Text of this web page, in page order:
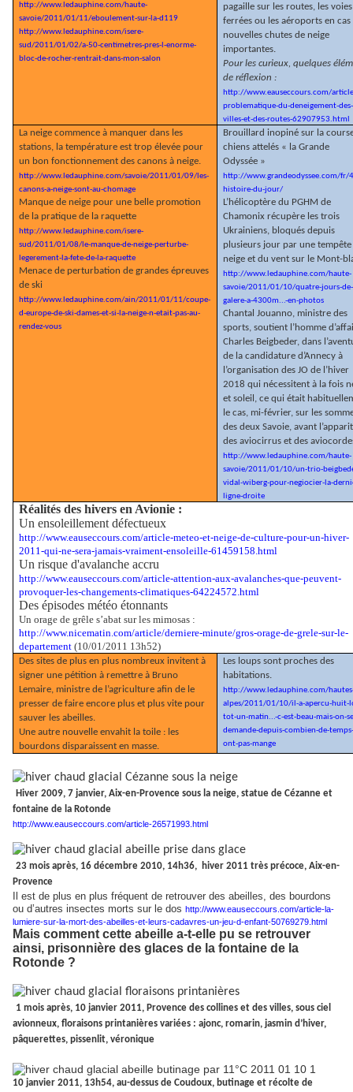
http://www.ledauphine.com/haute-
savoie/2011/01/11/eboulement-sur-la-d119
http://www.ledauphine.com/isere-
sud/2011/01/02/a-50-centimetres-pres-l-enorme-
bloc-de-rocher-rentrait-dans-mon-salon
pagaille sur les routes, les voies
ferrées ou les aéroports en cas
nouvelles chutes de neige
importantes.
Pour les curieux, quelques
de réflexion :
http://www.eauseccours.com/
problematique-du-deneigement-des-
villes-et-des-routes-62907953.html
La neige commence à manquer dans les
stations, la température est trop élevée pour
un bon fonctionnement des canons à neige.
http://www.ledauphine.com/savoie/2011/01/09/les-
canons-a-neige-sont-au-chomage
Manque de neige pour une belle promotion
de la pratique de la raquette
http://www.ledauphine.com/isere-
sud/2011/01/08/le-manque-de-neige-perturbe-
legerement-la-fete-de-la-raquette
Menace de perturbation de grandes épreuves
de ski
http://www.ledauphine.com/ain/2011/01/11/coupe-
d-europe-de-ski-dames-et-si-la-neige-n-etait-pas-au-
rendez-vous
Brouillard inopiné sur la
chiens attelés « la Grande
Odyssée »
http://www.grandeodyssee.com/fr/
histoire-du-jour/
L’hélicoptère du PGHM de
Chamonix récupère les trois
Ukrainiens, bloqués depuis
plusieurs jour par une tempête
neige et du vent sur le Mont-
http://www.ledauphine.com/haute-
savoie/2011/01/10/quatre-jours-de-
galere-a-4300m...-en-photos
Chantal Jouanno, ministre des
sports, soutient l’homme
Charles Beigbeder, dans
de la candidature d’Annecy à
l’organisation des JO de l’hiver
2018 qui nécessitent à la fois
et soleil, ce qui était
le cas, mi-février, sur les
des deux Savoie, avant
des aviocirrus et des
http://www.ledauphine.com/haute-
savoie/2011/01/10/un-trio-
vidal-wiberg-pour-negiocier-la-
ligne-droite
Réalités des hivers en Avionie :
Un ensoleillement défectueux
http://www.eauseccours.com/article-meteo-et-neige-de-culture-pour-un-hiver-
2011-qui-ne-sera-jamais-vraiment-ensoleille-61459158.html
Un risque d'avalanche accru
http://www.eauseccours.com/article-attention-aux-avalanches-que-peuvent-
provoquer-les-changements-climatiques-64224572.html
Des épisodes météo étonnants
Un orage de grêle s’abat sur les mimosas :
http://www.nicematin.com/article/derniere-minute/gros-orage-de-grele-sur-le-
departement (10/01/2011 13h52)
Des sites de plus en plus nombreux invitent à
signer une pétition à remettre à Bruno
Lemaire, ministre de l’agriculture afin de le
presser de faire encore plus et plus vite pour
sauver les abeilles.
Une autre nouvelle envahit la toile : les
bourdons disparaissent en masse.
Les loups sont proches des
habitations.
http://www.ledauphine.com/
alpes/2011/01/10/il-a-apercu-huit-
tot-un-matin...-c-est-beau-mais-on-
demande-depuis-combien-de-
ont-pas-mange
Hiver 2009, 7 janvier, Aix-en-Provence sous la neige, statue de Cézanne et
fontaine de la Rotonde
http://www.eauseccours.com/article-26571993.html
23 mois après, 16 décembre 2010, 14h36,
hiver 2011 très précoce, Aix-en-
Provence
Il est de plus en plus fréquent de retrouver des abeilles, des bourdons
ou d’autres insectes morts sur le dos http://www.eauseccours.com/article-la-
lumiere-sur-la-mort-des-abeilles-et-leurs-cadavres-un-jeu-d-enfant-50769279.html
Mais comment cette abeille a-t-elle pu se retrouver
ainsi, prisonnière des glaces de la fontaine de la
Rotonde ?
1 mois après, 10 janvier 2011, Provence des collines et des villes, sous ciel
avionneux, floraisons printanières variées : ajonc, romarin, jasmin d’hiver,
pâquerettes, pissenlit, véronique
10 janvier 2011, 13h54, au-dessus de Coudoux, butinage et récolte de